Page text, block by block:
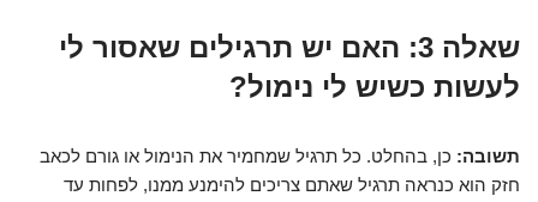
שאלה 3: האם יש תרגילים שאסור לי
לעשות כשיש לי נימול?
תשובה: כן, בהחלט. כל תרגיל שמחמיר את הנימול או גורם לכאב
חזק הוא כנראה תרגיל שאתם צריכים להימנע ממנו, לפחות עד